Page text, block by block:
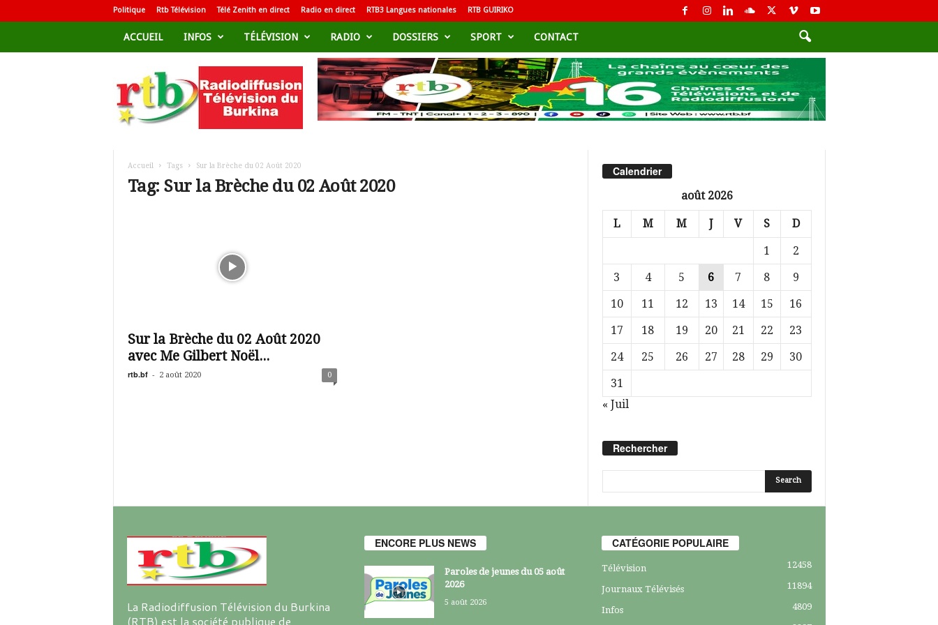
Politique Rtb Télévision Télé Zenith en direct Radio en direct RTB3 Langues nationales RTB GUIRIKO
ACCUEIL INFOS TÉLÉVISION RADIO DOSSIERS SPORT CONTACT
d
i
i
Accueil Tags Sur la Brèche du 02 Août 2020
Tag: Sur la Brèche du 02 Août 2020
Sur la Brèche du 02 Août 2020
avec Me Gilbert Noël...
rtb.bf - 2 août 2020 0
Calendrier
août 2026
L M M J V S D
1
2
3
4 5 6 7 8
9
10
11 12 13 14 15
16
17
18 19 20 21 22
23
24
25 26 27 28 29
30
31
« Juil
Rechercher
La Radiodiffusion Télévision du Burkina
(RTB) est la société publique de
ENCORE PLUS NEWS
Paroles de jeunes du 05 août
2026
5 août 2026
CATÉGORIE POPULAIRE
Télévision 12458
Journaux Télévisés 11894
Infos
4809